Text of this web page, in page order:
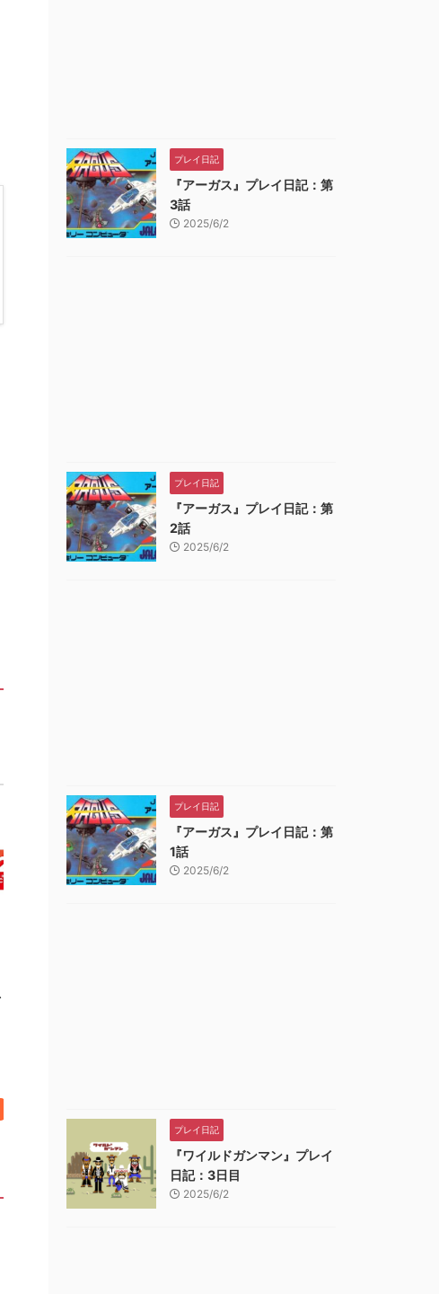
プレイ日記
『アーガス』プレイ日記：第
3話
2025/6/2
プレイ日記
『アーガス』プレイ日記：第
2話
2025/6/2
プレイ日記
『アーガス』プレイ日記：第
1話
2025/6/2
プレイ日記
『ワイルドガンマン』プレイ
日記：3日目
2025/6/2